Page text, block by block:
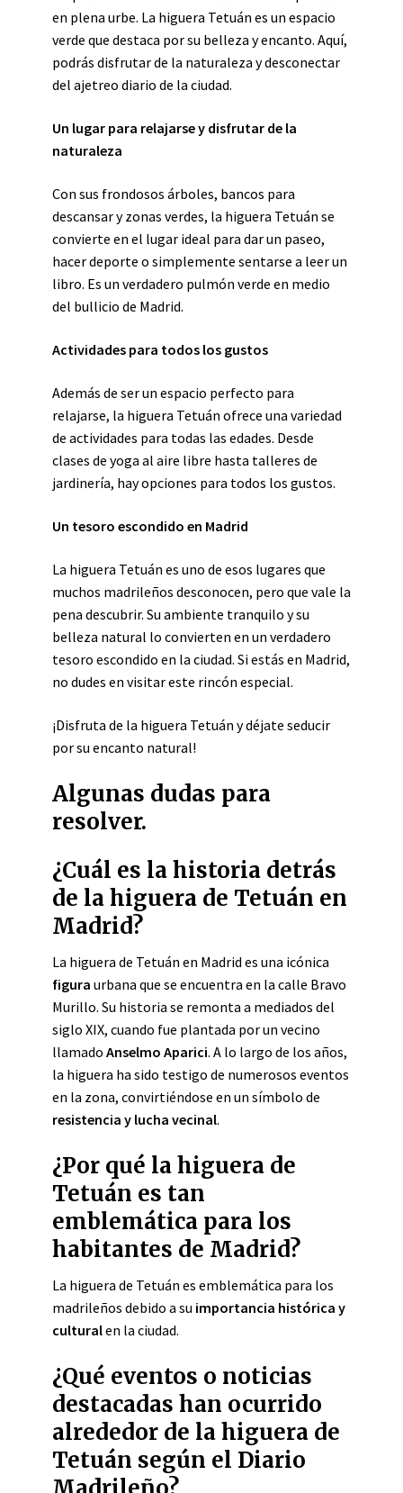
en plena urbe. La higuera Tetuán es un espacio
verde que destaca por su belleza y encanto. Aquí,
podrás disfrutar de la naturaleza y desconectar
del ajetreo diario de la ciudad.
Un lugar para relajarse y disfrutar de la
naturaleza
Con sus frondosos árboles, bancos para
descansar y zonas verdes, la higuera Tetuán se
convierte en el lugar ideal para dar un paseo,
hacer deporte o simplemente sentarse a leer un
libro. Es un verdadero pulmón verde en medio
del bullicio de Madrid.
Actividades para todos los gustos
Además de ser un espacio perfecto para
relajarse, la higuera Tetuán ofrece una variedad
de actividades para todas las edades. Desde
clases de yoga al aire libre hasta talleres de
jardinería, hay opciones para todos los gustos.
Un tesoro escondido en Madrid
La higuera Tetuán es uno de esos lugares que
muchos madrileños desconocen, pero que vale la
pena descubrir. Su ambiente tranquilo y su
belleza natural lo convierten en un verdadero
tesoro escondido en la ciudad. Si estás en Madrid,
no dudes en visitar este rincón especial.
¡Disfruta de la higuera Tetuán y déjate seducir
por su encanto natural!
Algunas dudas para
resolver.
¿Cuál es la historia detrás
de la higuera de Tetuán en
Madrid?
La higuera de Tetuán en Madrid es una icónica
figura urbana que se encuentra en la calle Bravo
Murillo. Su historia se remonta a mediados del
siglo XIX, cuando fue plantada por un vecino
llamado Anselmo Aparici. A lo largo de los años,
la higuera ha sido testigo de numerosos eventos
en la zona, convirtiéndose en un símbolo de
resistencia y lucha vecinal.
¿Por qué la higuera de
Tetuán es tan
emblemática para los
habitantes de Madrid?
La higuera de Tetuán es emblemática para los
madrileños debido a su importancia histórica y
culturalen la ciudad.
¿Qué eventos o noticias
destacadas han ocurrido
alrededor de la higuera de
Tetuán según el Diario